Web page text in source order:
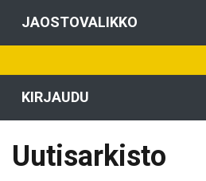
JAOSTOVALIKKO
KIRJAUDU
Uutisarkisto